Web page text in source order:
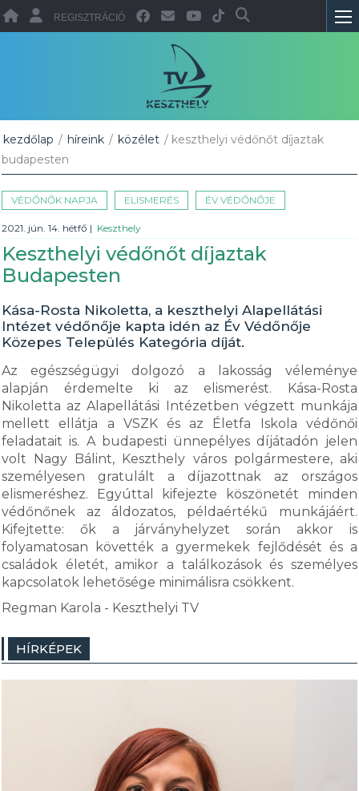
REGISZTRÁCIÓ
kezdőlap / híreink / közélet / keszthelyi védőnőt díjaztak
budapesten
VÉDŐNŐK NAPJA ELISMERÉS ÉV VÉDŐNŐJE
2021. jún. 14. hétfő | Keszthely
Keszthelyi védőnőt díjaztak
Budapesten
Kása-Rosta Nikoletta, a keszthelyi Alapellátási
Intézet védőnője kapta idén az Év Védőnője
Közepes Település Kategória díját.
Az egészségügyi dolgozó a lakosság véleménye
alapján érdemelte ki az elismerést. Kása-Rosta
Nikoletta az Alapellátási Intézetben végzett munkája
mellett ellátja a VSZK és az Életfa Iskola védőnői
feladatait is. A budapesti ünnepélyes díjátadón jelen
volt Nagy Bálint, Keszthely város polgármestere, aki
személyesen gratulált a díjazottnak az országos
elismeréshez. Egyúttal kifejezte köszönetét minden
védőnőnek az áldozatos, példaértékű munkájáért.
Kifejtette: ők a járványhelyzet során akkor is
folyamatosan követték a gyermekek fejlődését és a
családok életét, amikor a találkozások és személyes
kapcsolatok lehetősége minimálisra csökkent.
Regman Karola - Keszthelyi TV
HÍRKÉPEK